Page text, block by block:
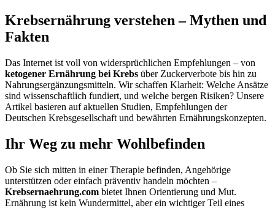
Krebsernährung verstehen – Mythen und
Fakten
Das Internet ist voll von widersprüchlichen Empfehlungen – von
ketogener Ernährung bei Krebs über Zuckerverbote bis hin zu
Nahrungsergänzungsmitteln. Wir schaffen Klarheit: Welche Ansätze
sind wissenschaftlich fundiert, und welche bergen Risiken? Unsere
Artikel basieren auf aktuellen Studien, Empfehlungen der
Deutschen Krebsgesellschaft und bewährten Ernährungskonzepten.
Ihr Weg zu mehr Wohlbefinden
Ob Sie sich mitten in einer Therapie befinden, Angehörige
unterstützen oder einfach präventiv handeln möchten –
Krebsernaehrung.com bietet Ihnen Orientierung und Mut.
Ernährung ist kein Wundermittel, aber ein wichtiger Teil eines